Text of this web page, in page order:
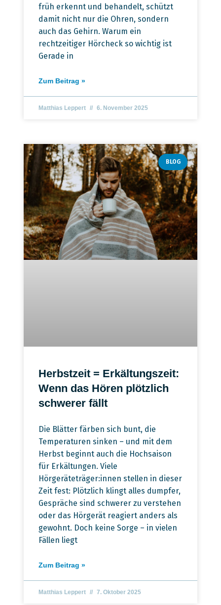
früh erkennt und behandelt, schützt
damit nicht nur die Ohren, sondern
auch das Gehirn. Warum ein
rechtzeitiger Hörcheck so wichtig ist
Gerade in
Zum Beitrag »
Matthias Leppert 6. November 2025
BLOG
Herbstzeit = Erkältungszeit:
Wenn das Hören plötzlich
schwerer fällt
Die Blätter färben sich bunt, die
Temperaturen sinken – und mit dem
Herbst beginnt auch die Hochsaison
für Erkältungen. Viele
Hörgeräteträger:innen stellen in dieser
Zeit fest: Plötzlich klingt alles dumpfer,
Gespräche sind schwerer zu verstehen
oder das Hörgerät reagiert anders als
gewohnt. Doch keine Sorge – in vielen
Fällen liegt
Zum Beitrag »
Matthias Leppert 7. Oktober 2025